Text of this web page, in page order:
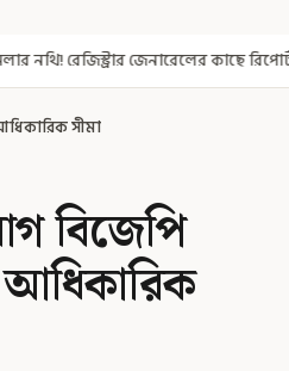
রিপোর্ট তলব ক্ষুব্ধ হাই কোর্টের
সীমা
বিজেপি